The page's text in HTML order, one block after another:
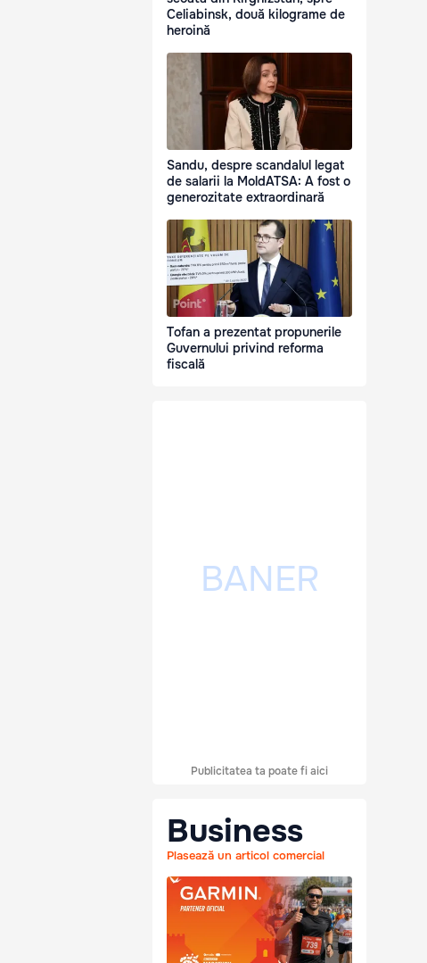
Celiabinsk, două kilograme de
heroină
Sandu, despre scandalul legat
de salarii la MoldATSA: A fost o
generozitate extraordinară
Tofan a prezentat propunerile
Guvernului privind reforma
fiscală
Publicitatea ta poate fi aici
Business
Plasează un articol comercial